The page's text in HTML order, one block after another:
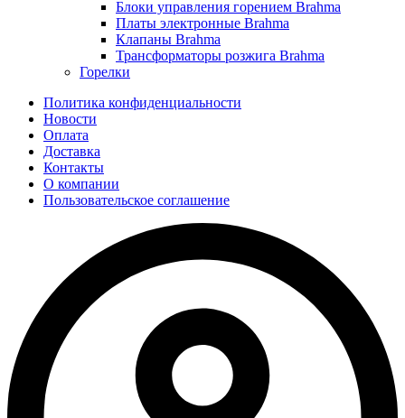
Блоки управления горением Brahma
Платы электронные Brahma
Клапаны Brahma
Трансформаторы розжига Brahma
Горелки
Политика конфиденциальности
Новости
Оплата
Доставка
Контакты
О компании
Пользовательское соглашение